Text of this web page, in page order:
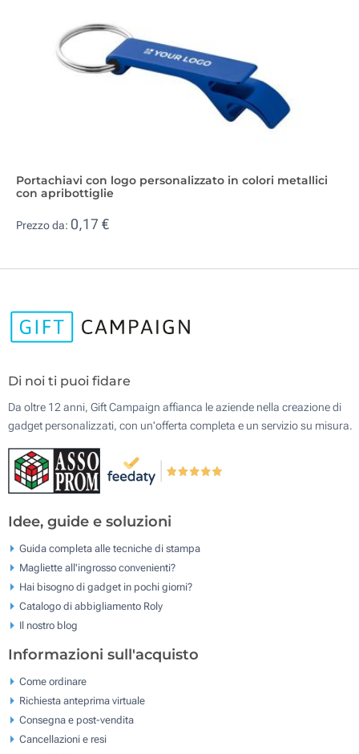
Portachiavi con logo personalizzato in colori metallici
con apribottiglie
Prezzo da: 0,17 €
Di noi ti puoi fidare
Da oltre 12 anni, Gift Campaign affianca le aziende nella creazione di
gadget personalizzati, con un'offerta completa e un servizio su misura.
Idee, guide e soluzioni
Guida completa alle tecniche di stampa
Magliette all'ingrosso convenienti?
Hai bisogno di gadget in pochi giorni?
Catalogo di abbigliamento Roly
Il nostro blog
Informazioni sull'acquisto
Come ordinare
Richiesta anteprima virtuale
Consegna e post-vendita
Cancellazioni e resi